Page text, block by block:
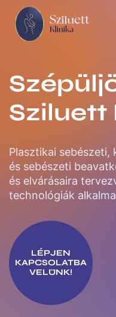
Ugrás
tartalomra
Sziluett
Plasztikai sebészeti,
és sebészeti
és elvárásaira
technológiák
LÉPJEN
KAPCSOLATBA
VELÜNK!